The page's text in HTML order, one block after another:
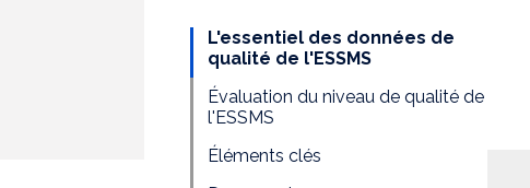
L'essentiel des données de
qualité de l'ESSMS
Évaluation du niveau de qualité de
l'ESSMS
Éléments clés